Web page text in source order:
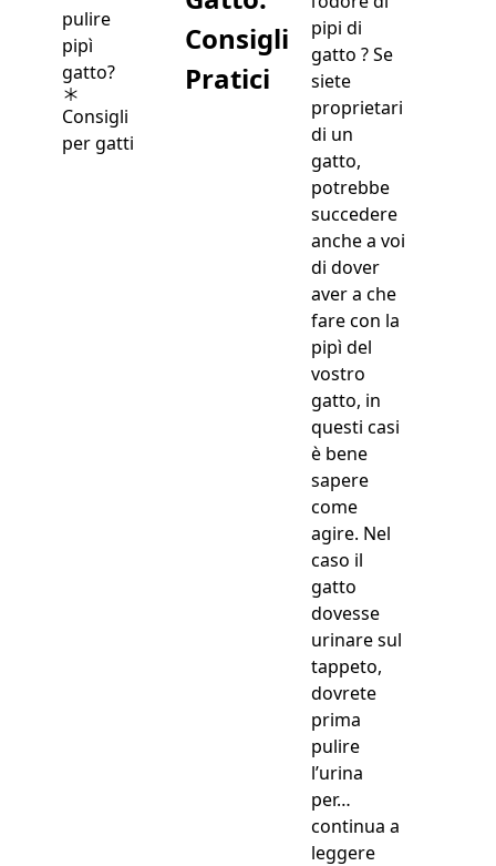
Consigli
per gatti
Consigli
Pratici
pipi di
gatto ? Se
siete
proprietari
di un
gatto,
potrebbe
succedere
anche a voi
di dover
aver a che
fare con la
pipì del
vostro
gatto, in
questi casi
è bene
sapere
come
agire. Nel
caso il
gatto
dovesse
urinare sul
tappeto,
dovrete
prima
pulire
l’urina
per…
continua a
leggere“Eliminare